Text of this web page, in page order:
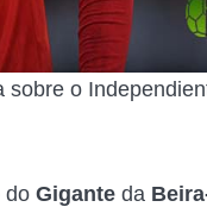
sobre o
do Gigante da